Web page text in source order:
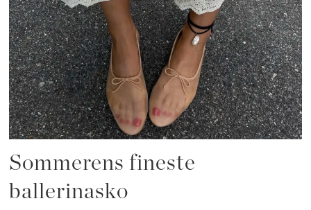
Sommerens fineste
ballerinasko